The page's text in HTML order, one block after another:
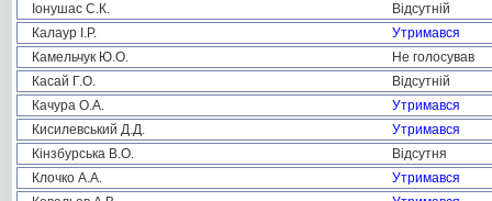
Іонушас С.К.
Відсутній
Калаур І.Р.
Утримався
Камельчук Ю.О.
Не голосував
Касай Г.О.
Відсутній
Качура О.А.
Утримався
Кисилевський Д.Д.
Утримався
Кінзбурська В.О.
Відсутня
Клочко А.А.
Утримався